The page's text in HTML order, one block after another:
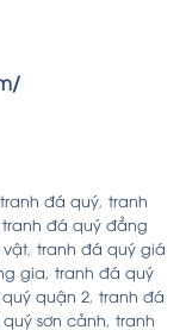
tranh đá quý, tranh
tranh đá quý đẳng
, tranh đá quý giá
gia, tranh đá quý
quận 2, tranh đá
sơn cảnh, tranh